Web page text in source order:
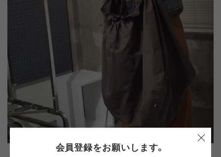
会員登録をお願いします。